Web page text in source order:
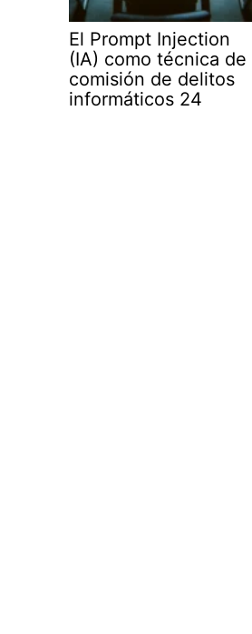
El Prompt Injection
(IA) como técnica de
comisión de delitos
informáticos 24